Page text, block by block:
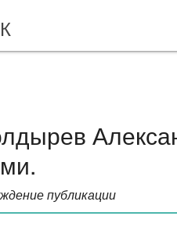
публикации